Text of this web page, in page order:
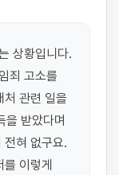
상황입니다.
죄 고소를
처 관련 일을
을 받았다며
전혀 없구요.
이렇게